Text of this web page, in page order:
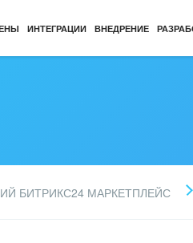
ИНТЕГРАЦИИ ВНЕДРЕНИЕ
БИТРИКС24 МАРКЕТПЛЕЙС